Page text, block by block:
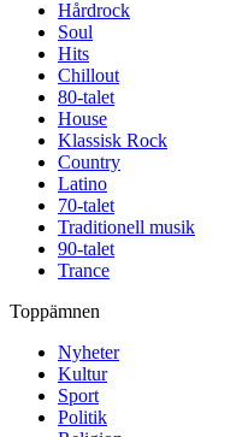
Hårdrock
Soul
Hits
Chillout
80-talet
House
Klassisk Rock
Country
Latino
70-talet
Traditionell musik
90-talet
Trance
Toppämnen
Nyheter
Kultur
Sport
Politik